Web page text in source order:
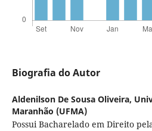
Biografia do Autor
Aldenilson De Sousa Oliveira,
Maranhão (UFMA)
Possui Bacharelado em Direito